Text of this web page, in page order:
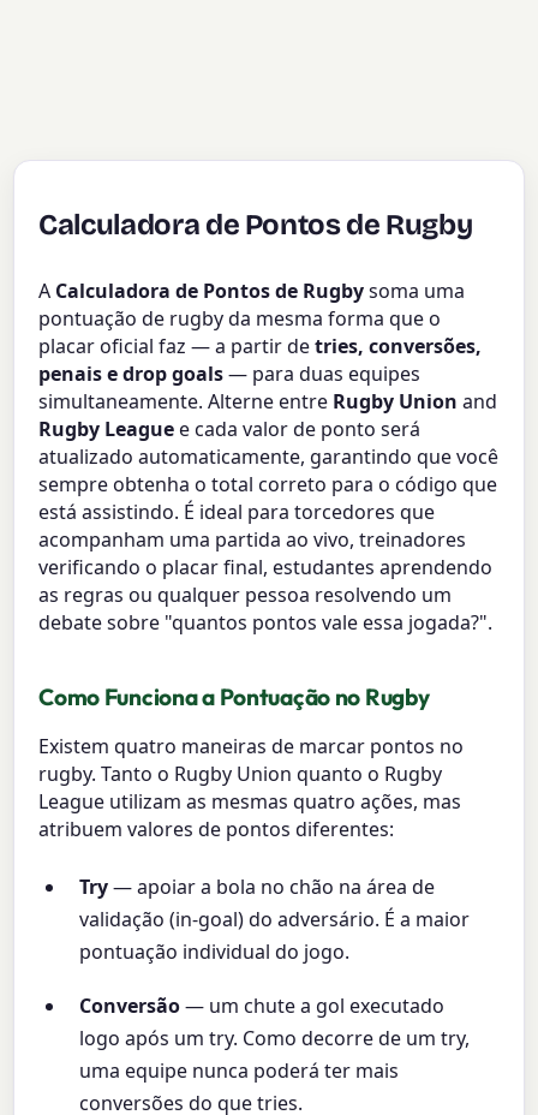
Calculadora de Pontos de Rugby
A Calculadora de Pontos de Rugbysoma uma
pontuação de rugby da mesma forma que o
placar oficial faz — a partir detries, conversões,
penais e drop goals— para duas equipes
simultaneamente. Alterne entre Rugby Union and
Rugby Leaguee cada valor de ponto será
atualizado automaticamente, garantindo que você
sempre obtenha o total correto para o código que
está assistindo. É ideal para torcedores que
acompanham uma partida ao vivo, treinadores
verificando o placar final, estudantes aprendendo
as regras ou qualquer pessoa resolvendo um
debate sobre "quantos pontos vale essa jogada?".
Como Funciona a Pontuação no Rugby
Existem quatro maneiras de marcar pontos no
rugby. Tanto o Rugby Union quanto o Rugby
League utilizam as mesmas quatro ações, mas
atribuem valores de pontos diferentes:
Try— apoiar a bola no chão na área de
validação (in-goal) do adversário. É a maior
pontuação individual do jogo.
Conversão— um chute a gol executado
logo após um try. Como decorre de um try,
uma equipe nunca poderá ter mais
conversões do que tries.